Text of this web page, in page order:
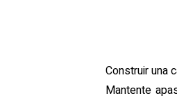
Construir una
Mantente